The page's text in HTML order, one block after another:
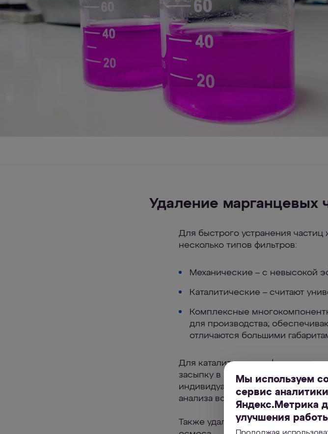
Удаление марганцевых
Для быстрого устранения частиц
несколько типов фильтров:
Механические – с невысокой
Каталитические – считают
Комплексные
для производства;
отличаются большими
Для каталитических фильтров
засыпку в виде порошка или
индивидуально, на основе
анализа воды.
Также удалить марганец можно
Мы используем
сервис аналитики
Яндекс.Метрика
улучшения